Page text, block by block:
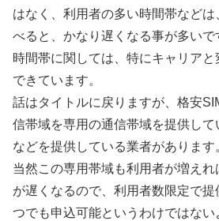
はなく、利用者の多い時間帯など
べると、かなり遅くなる事が多い
時間帯に関しては、特にキャリア
できています。
話はタイトルに戻りますが、格安
信帯域を専用の通信帯域を提供し
などを提供している業者があります
当然この専用帯域も利用者が増え
が遅くなるので、利用者数限定で
つでも申込可能というわけではな